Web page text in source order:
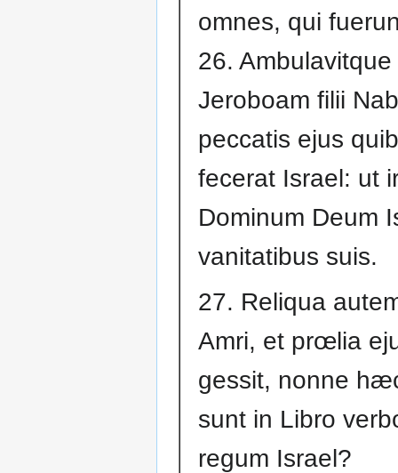
omnes, qui
26.
Jeroboam filii
peccatis ejus
fecerat Israel: ut
Dominum Deum
vanitatibus suis.
27. Reliqua
Amri, et prœlia
gessit, nonne
sunt in Libro
regum Israel?